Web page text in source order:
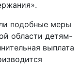
подобные меры
области детям-
выплата